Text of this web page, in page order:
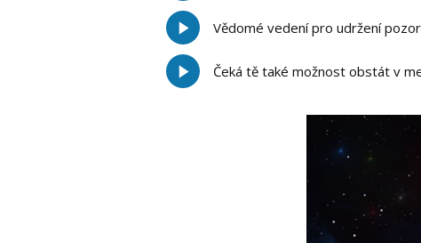
Vědomé vedení pro udržení
Čeká tě také možnost obstát v